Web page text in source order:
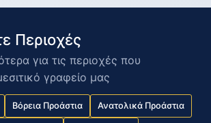
Περιοχές
για τις περιοχές που
γραφείο μας
Βόρεια Προάστια Ανατολικά Προάστια